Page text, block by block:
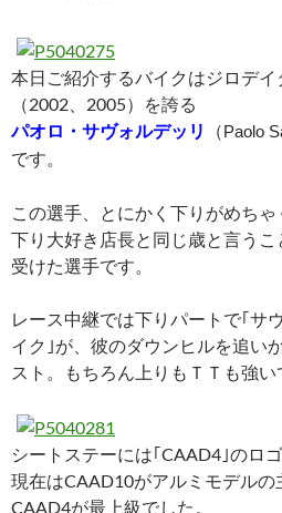
本日ご紹介するバイクはジロデ
（2002、2005）を誇る
パオロ・サヴォルデッリ
（Paolo
です。
この選手、とにかく下りがめちゃ
下り大好き店長と同じ歳と言う
受けた選手です。
レース中継では下りパートで｢サ
イク｣が、彼のダウンヒルを追い
スト。もちろん上りもＴＴも強い
シートステーには｢CAAD4｣のロゴ
現在はCAAD10がアルミモデル
CAAD4が最上級でした。